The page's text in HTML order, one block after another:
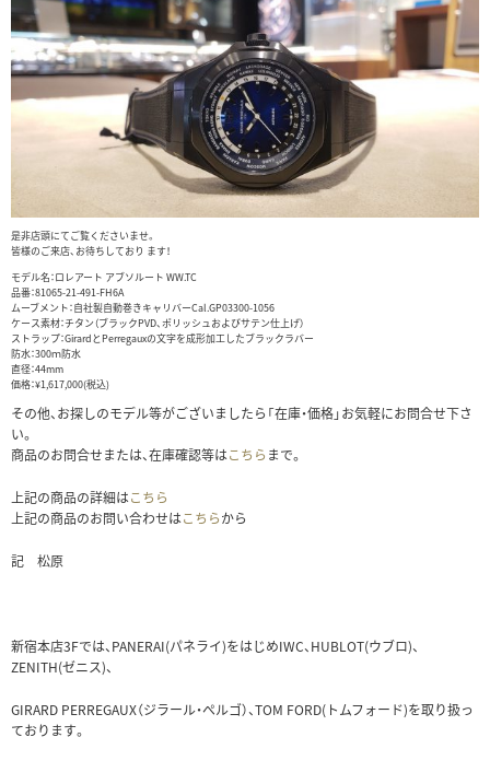
是非店頭にてご覧くださいませ。
皆様のご来店、お待ちしており ます！
モデル名：ロレアート アブソルート WW.TC
品番：81065-21-491-FH6A
ムーブメント：自社製自動巻きキャリバーCal.GP03300-1056
ケース素材：チタン（ブラックPVD、ポリッシュおよびサテン仕上げ）
ストラップ：GirardとPerregauxの文字を成形加工したブラックラバー
防水：300ｍ防水
直径：44mm
価格：¥1,617,000(税込)
その他、お探しのモデル等がございましたら「在庫・価格」お気軽にお問合せ下さ
い。
商品のお問合せまたは、在庫確認等はこちら まで。
上記の商品の詳細はこちら
上記の商品のお問い合わせはこちらから
記 松原
新宿本店3Fでは、PANERAI(パネライ)をはじめIWC、HUBLOT(ウブロ)、
ZENITH(ゼニス)、
GIRARD PERREGAUX（ジラール・ぺルゴ）、TOM FORD(トムフォード)を取り扱っ
ております。